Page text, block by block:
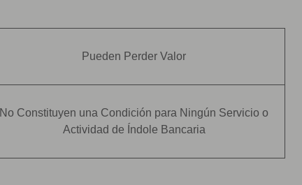
Pueden Perder Valor
No Constituyen una Condición para Ningún Servicio o
Actividad de Índole Bancaria